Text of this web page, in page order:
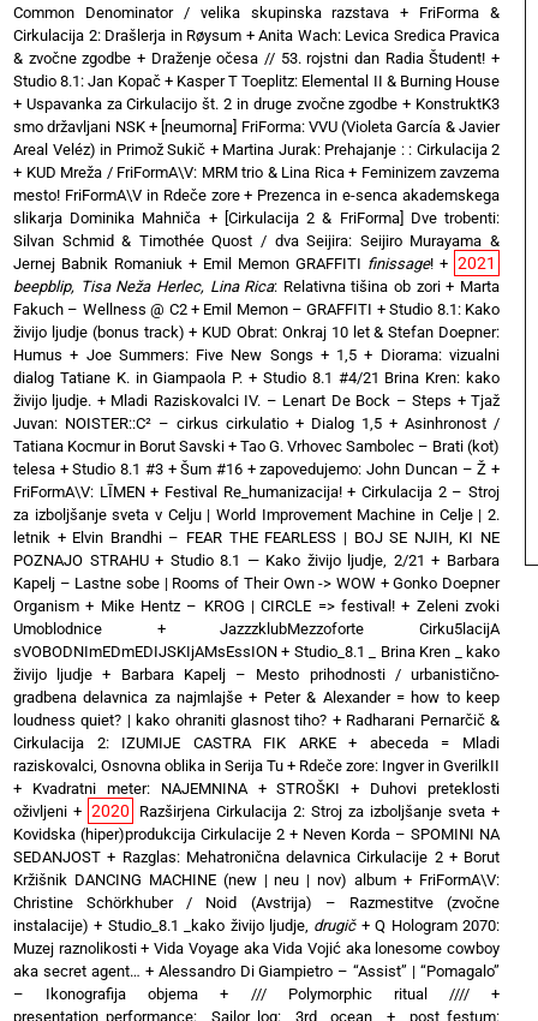
Common Denominator / velika skupinska razstava + FriForma &
Cirkulacija 2: Drašlerja in Røysum + Anita Wach: Levica Sredica Pravica
& zvočne zgodbe + Draženje očesa // 53. rojstni dan Radia Študent! +
Studio 8.1: Jan Kopač+ Kasper T Toeplitz: Elemental II & Burning House
+ Uspavanka za Cirkulacijo št. 2 in druge zvočne zgodbe + KonstruktK3
smo državljani NSK+ [neumorna] FriForma: VVU (Violeta García & Javier
Areal Veléz) in Primož Sukič + Martina Jurak: Prehajanje : : Cirkulacija 2
+ KUD Mreža / FriFormA\V: MRM trio & Lina Rica+ Feminizem zavzema
mesto! FriFormA\V in Rdeče zore+ Prezenca in e-senca akademskega
slikarja Dominika Mahniča + [Cirkulacija 2 & FriForma] Dve trobenti:
Silvan Schmid & Timothée Quost / dva Seijira: Seijiro Murayama &
Jernej Babnik Romaniuk + Emil Memon GRAFFITI finissage! + 2021
beepblip, Tisa Neža Herlec, Lina Rica: Relativna tišina ob zori+ Marta
Fakuch – Wellness @ C2+ Emil Memon – GRAFFITI +Studio 8.1: Kako
živijo ljudje (bonus track) + KUD Obrat: Onkraj 10 let & Stefan Doepner:
Humus + Joe Summers: Five New Songs + 1,5 + Diorama: vizualni
dialog Tatiane K. in Giampaola P. + Studio 8.1 #4/21 Brina Kren: kako
živijo ljudje. + Mladi Raziskovalci IV. – Lenart De Bock – Steps +Tjaž
Juvan: NOISTER::C² – cirkus cirkulatio + Dialog 1,5 + Asinhronost /
Tatiana Kocmur in Borut Savski + Tao G. Vrhovec Sambolec – Brati (kot)
telesa +Studio 8.1 #3 + Šum #16 +zapovedujemo: John Duncan – Ž +
FriFormA\V: LĪMEN+ Festival Re_humanizacija!+Cirkulacija 2 – Stroj
za izboljšanje sveta v Celju | World Improvement Machine in Celje | 2.
letnik + Elvin Brandhi – FEAR THE FEARLESS | BOJ SE NJIH, KI NE
POZNAJO STRAHU+ Studio 8.1 — Kako živijo ljudje, 2/21 + Barbara
Kapelj – Lastne sobe | Rooms of Their Own -> WOW+Gonko Doepner
Organism + Mike Hentz – KROG | CIRCLE => festival! + Zeleni zvoki
Umoblodnice +JazzzklubMezzoforte Cirku5lacijA
sVOBODNImEDmEDIJSKIjAMsEssION + Studio_8.1 _ Brina Kren _ kako
živijo ljudje + Barbara Kapelj – Mesto prihodnosti / urbanistično-
gradbena delavnica za najmlajše + Peter & Alexander = how to keep
loudness quiet? | kako ohraniti glasnost tiho? + Radharani Pernarčič &
Cirkulacija 2: IZUMIJE CASTRA FIK ARKE+ abeceda = Mladi
raziskovalci, Osnovna oblika in Serija Tu + Rdeče zore: Ingver in GverilkII
+ Kvadratni meter: NAJEMNINA + STROŠKI + Duhovi preteklosti
oživljeni + 2020 Razširjena Cirkulacija 2: Stroj za izboljšanje sveta +
Kovidska (hiper)produkcija Cirkulacije 2 + Neven Korda – SPOMINI NA
SEDANJOST + Razglas: Mehatronična delavnica Cirkulacije 2+ Borut
Kržišnik DANCING MACHINE (new | neu | nov) album + FriFormA\V:
Christine Schörkhuber / Noid (Avstrija) – Razmestitve (zvočne
instalacije) + Studio_8.1 _kako živijo ljudje, drugič+Q Hologram 2070:
Muzej raznolikosti+Vida Voyage aka Vida Vojić aka lonesome cowboy
aka secret agent… + Alessandro Di Giampietro – “Assist” | “Pomagalo”
– Ikonografija objema + /// Polymorphic ritual ////+
presentation_performance: Sailor_log: 3rd ocean +post_festum: